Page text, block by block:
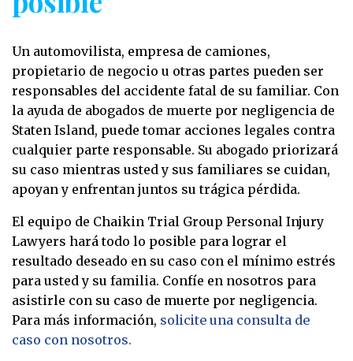
Un automovilista, empresa de camiones,
propietario de negocio u otras partes pueden ser
responsables del accidente fatal de su familiar. Con
la ayuda de abogados de muerte por negligencia de
Staten Island, puede tomar acciones legales contra
cualquier parte responsable. Su abogado priorizará
su caso mientras usted y sus familiares se cuidan,
apoyan y enfrentan juntos su trágica pérdida.
El equipo de Chaikin Trial Group Personal Injury
Lawyers hará todo lo posible para lograr el
resultado deseado en su caso con el mínimo estrés
para usted y su familia. Confíe en nosotros para
asistirle con su caso de muerte por negligencia.
Para más información, solicite una consulta de
caso con nosotros.